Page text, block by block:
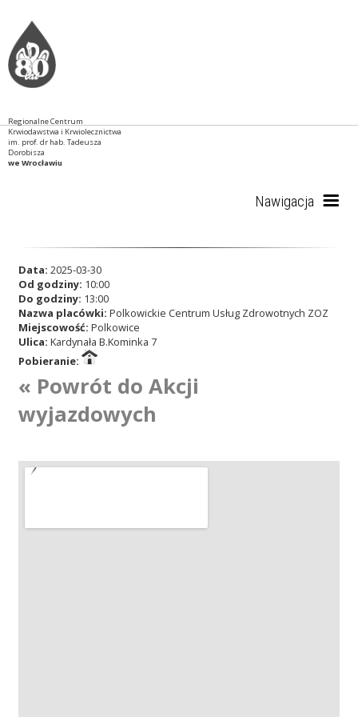
Regionalne Centrum
Krwiodawstwa i Krwiolecznictwa
im. prof. dr hab. Tadeusza
Dorobisza
we Wrocławiu
Nawigacja
RCKiK
Akcje wyjazdowe
Krwiodawcy
Szpitale
Data: 2025-03-30
Od godziny: 10:00
Do godziny: 13:00
Nazwa placówki: Polkowickie Centrum Usług Zdrowotnych ZOZ
Miejscowość: Polkowice
Ulica: Kardynała B.Kominka 7
Pobieranie:
« Powrót do Akcji
wyjazdowych